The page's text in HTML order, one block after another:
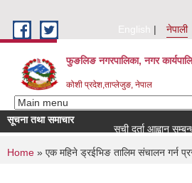
English
नेपाली
फुङलिङ नगरपालिका, नगर
कोशी प्रदेश,ताप्लेजुङ, नेपाल
सूचना तथा समाचार
सूची दर्ता आह्वान सम्बन्धी
You are here
Home » एक महिने ड्रईभिङ तालिम संचालन गर्न